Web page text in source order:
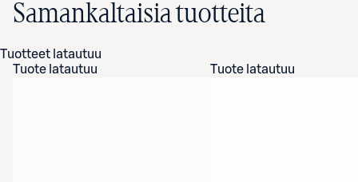
Samankaltaisia tuotteita
Tuotteet latautuu
Tuote latautuu
Tuote latautuu